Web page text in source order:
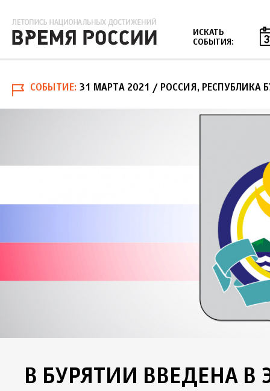
ИСКАТЬ
СОБЫТИЯ:
СОБЫТИЕ 31 МАРТА 2021 / РОССИЯ,
В БУРЯТИИ ВВЕДЕНА